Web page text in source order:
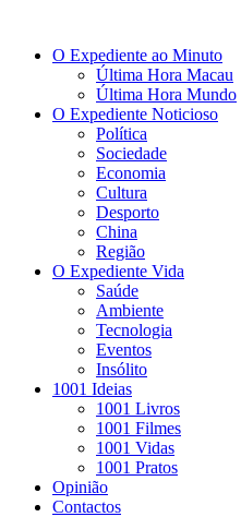
O Expediente ao Minuto
Última Hora Macau
Última Hora Mundo
O Expediente Noticioso
Política
Sociedade
Economia
Cultura
Desporto
China
Região
O Expediente Vida
Saúde
Ambiente
Tecnologia
Eventos
Insólito
1001 Ideias
1001 Livros
1001 Filmes
1001 Vidas
1001 Pratos
Opinião
Contactos